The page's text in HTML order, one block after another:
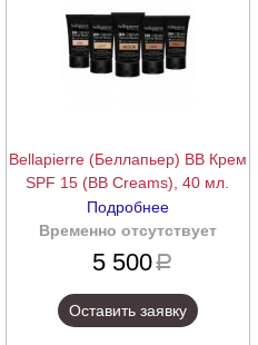
Bellapierre (Беллапьер) ВВ Крем
SPF 15 (BB Creams), 40 мл.
подробнее
Подробнее
Временно отсутствует
5 500a
Оставить заявку